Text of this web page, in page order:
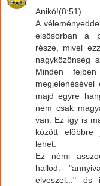
Anikó!(8:51)
A
elsősorban a
része, mivel
nagyközönség
Minden
majd egyre
nem csak
van. Ez így is
között elöbbre
lehet.
Ez némi
hallod:-
elveszel..."